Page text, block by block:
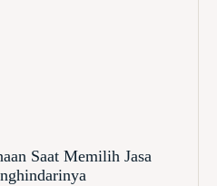
Saat Memilih Jasa